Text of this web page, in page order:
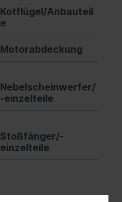
Kotflügel/Anbauteil
e
Motorabdeckung
Nebelscheinwerfer/
-einzelteile
Stoßfänger/-
einzelteile